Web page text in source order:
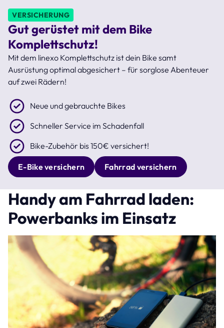
VERSICHERUNG
Gut gerüstet mit dem Bike
Komplettschutz!
Mit dem linexo Komplettschutz ist dein Bike samt
Ausrüstung optimal abgesichert – für sorglose Abenteuer
auf zwei Rädern!
Neue und gebrauchte Bikes
Schneller Service im Schadenfall
Bike-Zubehör bis 150€ versichert!
E-Bike versichern Fahrrad versichern
Handy am Fahrrad laden:
Powerbanks im Einsatz